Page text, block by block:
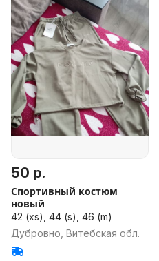
50 р.
Спортивный костюм
новый
42 (xs), 44 (s), 46 (m)
Дубровно, Витебская обл.